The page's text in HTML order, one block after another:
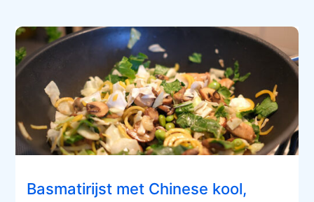
Basmatirijst met Chinese kool,